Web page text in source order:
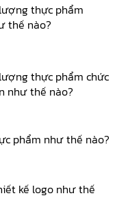
thực phẩm
thế nào?
thực phẩm chức
như thế nào?
phẩm như thế nào?
kế logo như thế